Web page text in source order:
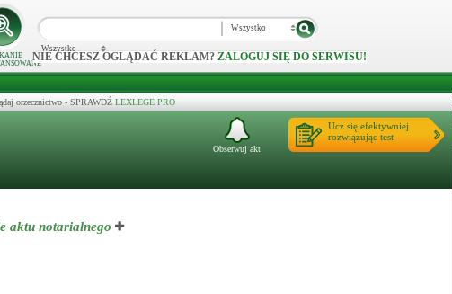
Wszystko
Wszystko
NIE CHCESZ OGLĄDAĆ REKLAM? ZALOGUJ SIĘ DO SERWISU!
orzecznictwo - SPRAWDŹ LEXLEGE PRO
Ucz się efektywniej
rozwiązując test
Obserwuj akt
aktu notarialnego